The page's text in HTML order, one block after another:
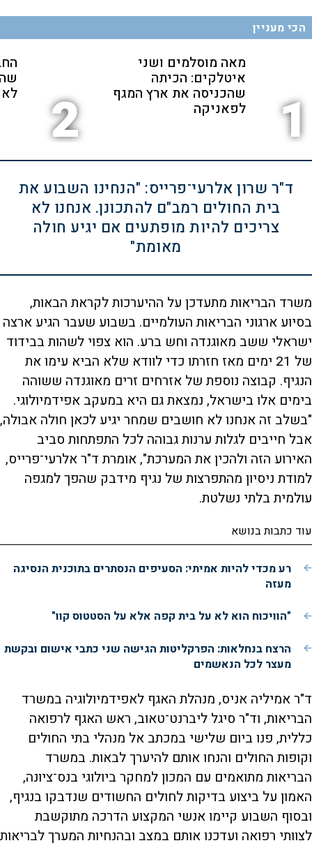
הכי מעניין
1
מאה מוסלמים ושני
איטלקים: הכיתה
שהכניסה את ארץ המגף
לפאניקה 2
ד"ר שרון אלרעי־פרייס: "הנחינו השבוע את
בית החולים רמב"ם להתכונן. אנחנו לא
צריכים להיות מופתעים אם יגיע חולה
מאומת"
משרד הבריאות מתעדכן על ההיערכות לקראת הבאות,
בסיוע ארגוני הבריאות העולמיים. בשבוע שעבר הגיע ארצה
ישראלי ששב מאוגנדה וחש ברע. הוא צפוי לשהות בבידוד
של 21 ימים מאז חזרתו כדי לוודא שלא הביא עימו את
הנגיף. קבוצה נוספת של אזרחים זרים מאוגנדה ששוהה
בימים אלו בישראל, נמצאת גם היא במעקב אפידמיולוגי.
"בשלב זה אנחנו לא חושבים שמחר יגיע לכאן חולה אבולה,
אבל חייבים לגלות ערנות גבוהה לכל התפתחות סביב
האירוע הזה ולהכין את המערכת", אומרת ד"ר אלרעי־פרייס,
למודת ניסיון מהתפרצות של נגיף מידבק שהפך למגפה
עולמית בלתי נשלטת.
עוד כתבות בנושא
רע מכדי להיות אמיתי: הסעיפים הנסתרים בתוכנית הנסיגה
מעזה
"הוויכוח הוא לא על בית קפה אלא על הסטטוס קוו"
הרצח בנחלאות: הפרקליטות הגישה שני כתבי אישום ובקשת
מעצר לכל הנאשמים
ד"ר אמיליה אניס, מנהלת האגף לאפידמיולוגיה במשרד
הבריאות, וד"ר סיגל ליברנט־טאוב, ראש האגף לרפואה
כללית, פנו ביום שלישי במכתב אל מנהלי בתי החולים
וקופות החולים והנחו אותם להיערך לבאות. במשרד
הבריאות מתואמים עם המכון למחקר ביולוגי בנס־ציונה,
האמון על ביצוע בדיקות לחולים החשודים שנדבקו בנגיף,
ובסוף השבוע קיימו אנשי המקצוע הדרכה מתוקשבת
לצוותי רפואה ועדכנו אותם במצב ובהנחיות המערך לבריאות